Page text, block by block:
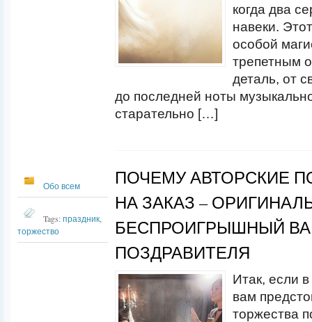
когда два
навеки.
особой
трепетным
деталь, от
до последней ноты
старательно […]
Обо всем
Tags:праздник
торжество
ПОЧЕМУ АВТОРСКИЕ
НА ЗАКАЗ –
БЕСПРОИГРЫШНЫЙ
ПОЗДРАВИТЕЛЯ
Итак, если
вам
торжества